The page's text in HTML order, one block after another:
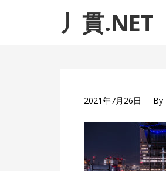
ゲ
テ丿貫.NET
2021年7月26日 By